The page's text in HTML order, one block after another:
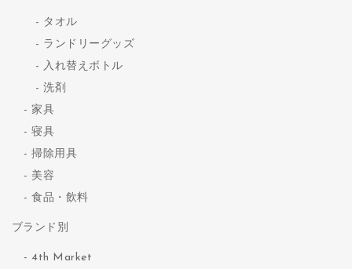
タオル
ランドリーグッズ
入れ替えボトル
洗剤
家具
寝具
掃除用具
美容
食品・飲料
ブランド別
4th Market